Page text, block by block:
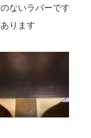
ないラバーです
ります